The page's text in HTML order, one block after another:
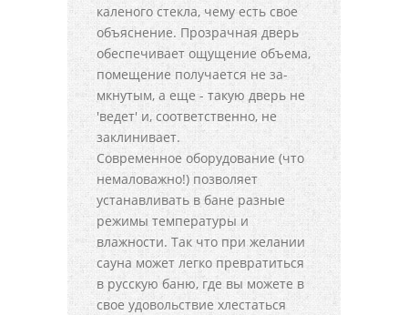
каленого стекла, чему есть свое
объяснение. Прозрачная дверь
обеспечивает ощущение объема,
помещение получается не за-
мкнутым, а еще - такую дверь не
'ведет' и, соответственно, не
заклинивает.
Современное оборудование (что
немаловажно!) позволяет
устанавливать в бане разные
режимы температуры и
влажности. Так что при желании
сауна может легко превратиться
в русскую баню, где вы можете в
свое удовольствие хлестаться